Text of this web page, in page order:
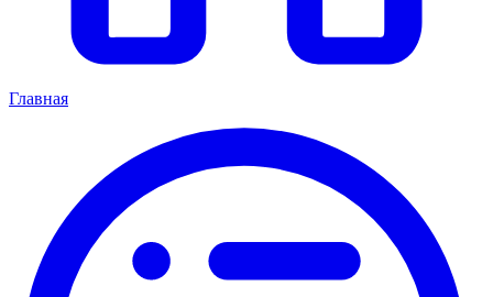
Главная